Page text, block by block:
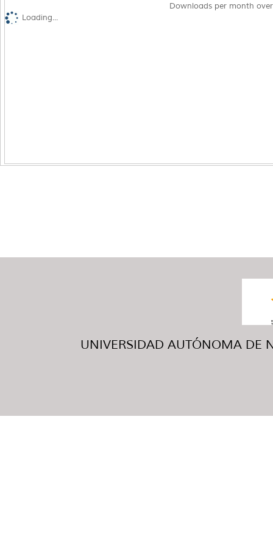
Downloads per month
Loading...
UNIVERSIDAD AUTÓNOMA DE